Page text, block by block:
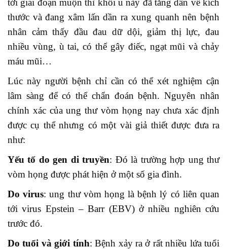
thước và đang xâm lấn dần ra xung quanh nên bệnh
nhân cảm thấy đầu đau dữ dội, giảm thị lực, đau
nhiều vùng, ù tai, có thể gây điếc, ngạt mũi và chảy
máu mũi…
Lúc này người bệnh chỉ cần có thể xét nghiệm cận
lâm sàng để có thể chẩn đoán bệnh. Nguyên nhân
chính xác của ung thư vòm họng nay chưa xác định
được cụ thể nhưng có một vài giả thiết được đưa ra
như:
Yếu tố do gen di truyền: Đó là trường hợp ung thư
vòm họng được phát hiện ở một số gia đình.
Do virus: ung thư vòm họng là bệnh lý có liên quan
tới virus Epstein – Barr (EBV) ở nhiều nghiên cứu
trước đó.
Do tuổi và giới tính: Bệnh xảy ra ở rất nhiều lứa tuổi